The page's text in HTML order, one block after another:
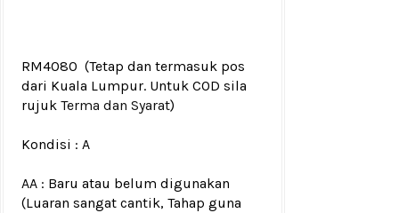
RM4080 (Tetap dan termasuk pos
dari Kuala Lumpur. Untuk COD sila
rujuk Terma dan Syarat)
Kondisi : A
AA : Baru atau belum digunakan
(Luaran sangat cantik, Tahap guna